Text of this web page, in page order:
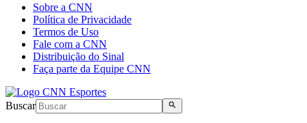
Sobre a CNN
Política de Privacidade
Termos de Uso
Fale com a CNN
Distribuição do Sinal
Faça parte da Equipe CNN
Buscar